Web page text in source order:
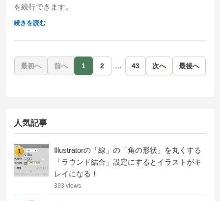
を続行できます。
続きを読む
最初へ 前へ 1 2 … 43 次へ 最後へ
人気記事
1
Illustratorの「線」の「角の形状」を丸くする
「ラウンド結合」設定にするとイラストがキ
レイになる！
393 views